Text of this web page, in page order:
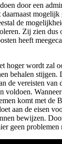
door een
de
Zij zien dus
heeft
hoger wordt zal
behalen stijgen.
de vereisten van
voldoen.
komt met de
aan de eisen
bewijzen.
geen problemen